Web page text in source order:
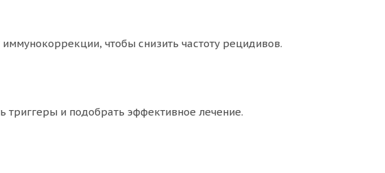
чтобы снизить частоту рецидивов.
триггеры и подобрать эффективное лечение.